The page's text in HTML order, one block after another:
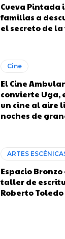
Cueva Pintada
familias a
el secreto de
Cine
El Cine
convierte Uga,
un cine al aire
noches de
ARTES
Espacio
taller de
Roberto